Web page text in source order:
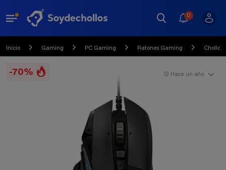
0
Inicio Gaming PC Gaming Ratones Gaming Chollo
-70% Hace un año